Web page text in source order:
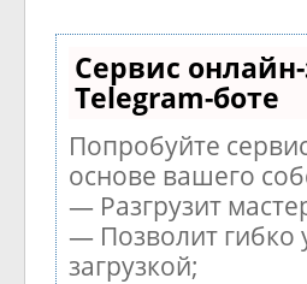
Сервис
Telegram-боте
Попробуйте
основе вашего
— Разгрузит
— Позволит гибко
загрузкой;